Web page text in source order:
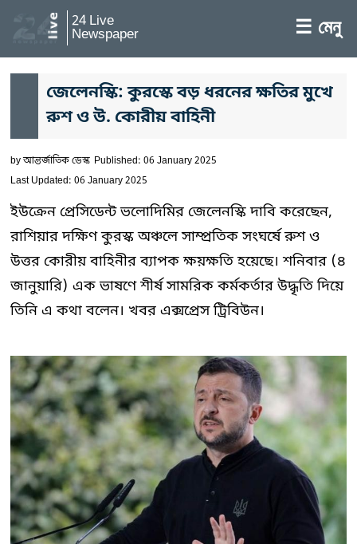
24 Live
Newspaper ☰ মেনু
জেলেনস্কি: কুরস্কে বড় ধরনের ক্ষতির মুখে
রুশ ও উ. কোরীয় বাহিনী
byআন্তর্জাতিক ডেস্ক Published: 06 January 2025
Last Updated: 06 January 2025
ইউক্রেন প্রেসিডেন্ট ভলোদিমির জেলেনস্কি দাবি করেছেন,
রাশিয়ার দক্ষিণ কুরস্ক অঞ্চলে সাম্প্রতিক সংঘর্ষে রুশ ও
উত্তর কোরীয় বাহিনীর ব্যাপক ক্ষয়ক্ষতি হয়েছে। শনিবার (৪
জানুয়ারি) এক ভাষণে শীর্ষ সামরিক কর্মকর্তার উদ্ধৃতি দিয়ে
তিনি এ কথা বলেন। খবর এক্সপ্রেস ট্রিবিউন।